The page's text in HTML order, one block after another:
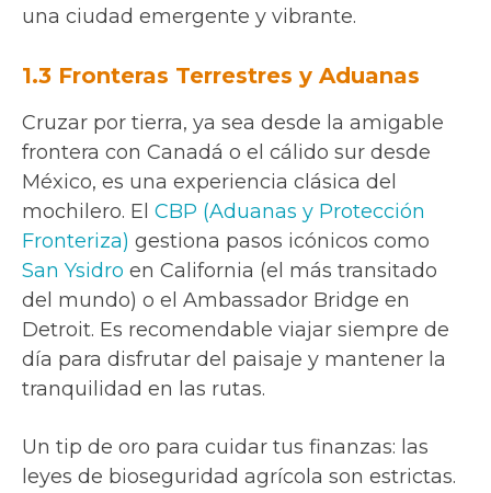
una ciudad emergente y vibrante.
1.3 Fronteras Terrestres y Aduanas
Cruzar por tierra, ya sea desde la amigable
frontera con Canadá o el cálido sur desde
México, es una experiencia clásica del
mochilero. El CBP (Aduanas y Protección
Fronteriza) gestiona pasos icónicos como
San Ysidro en California (el más transitado
del mundo) o el Ambassador Bridge en
Detroit. Es recomendable viajar siempre de
día para disfrutar del paisaje y mantener la
tranquilidad en las rutas.
Un tip de oro para cuidar tus finanzas: las
leyes de bioseguridad agrícola son estrictas.